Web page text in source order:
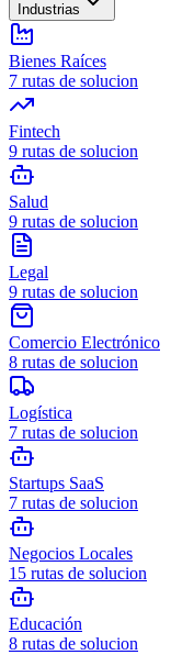
Industrias
Bienes Raíces
7 rutas de solucion
Fintech
9 rutas de solucion
Salud
9 rutas de solucion
Legal
9 rutas de solucion
Comercio Electrónico
8 rutas de solucion
Logística
7 rutas de solucion
Startups SaaS
7 rutas de solucion
Negocios Locales
15 rutas de solucion
Educación
8 rutas de solucion